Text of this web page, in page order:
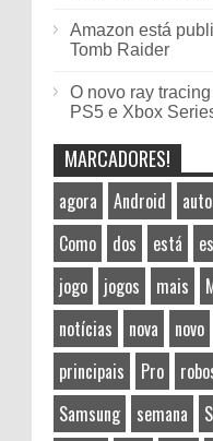
Amazon está
Tomb Raider
O novo ray
PS5 e Xbox
MARCADORES!
agora Android
Como
dos está
jogo
jogos mais
notícias
nova novo
principais
Pro
Samsung
semana